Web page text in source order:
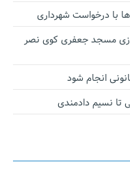
با درخواست شهرداری
مسجد جعفری کوی نصر
انجام شود
تا نسیم دادمندی